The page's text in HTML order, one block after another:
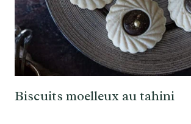
Biscuits moelleux au tahini